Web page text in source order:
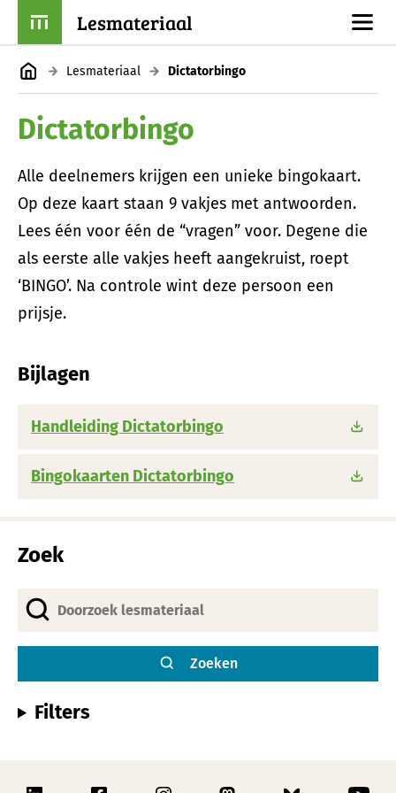
Lesmateriaal
Lesmateriaal Dictatorbingo
Dictatorbingo
Alle deelnemers krijgen een unieke bingokaart.
Op deze kaart staan 9 vakjes met antwoorden.
Lees één voor één de “vragen” voor. Degene die
als eerste alle vakjes heeft aangekruist, roept
‘BINGO’. Na controle wint deze persoon een
prijsje.
Bijlagen
Handleiding Dictatorbingo
Bingokaarten Dictatorbingo
Zoek
Zoeken
Filters